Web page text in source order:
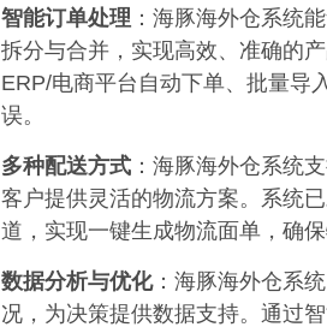
智能订单处理 ：海豚海外仓系统
拆分与合并，实现高效、准确的
ERP/电商平台自动下单、批量导
误。
多种配送方式 ：海豚海外仓系统
客户提供灵活的物流方案。系统
道，实现一键生成物流面单，确
数据分析与优化：海豚海外仓系
况，为决策提供数据支持。通过